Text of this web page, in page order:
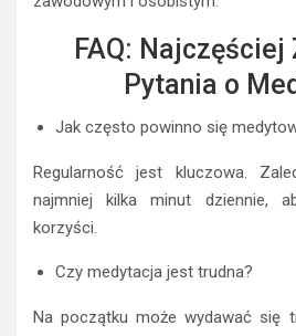
FAQ: Najczęściej
Pytania o
Jak często powinno się
Regularność jest kluczowa.
najmniej kilka minut dziennie,
korzyści.
Czy medytacja jest trudna?
Na początku może wydawać się